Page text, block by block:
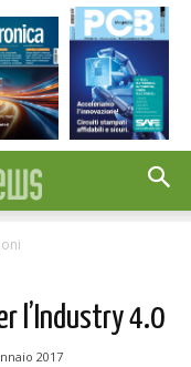
l’Industry 4.0
2017